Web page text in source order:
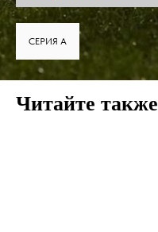
СЕРИЯ А
Читайте также